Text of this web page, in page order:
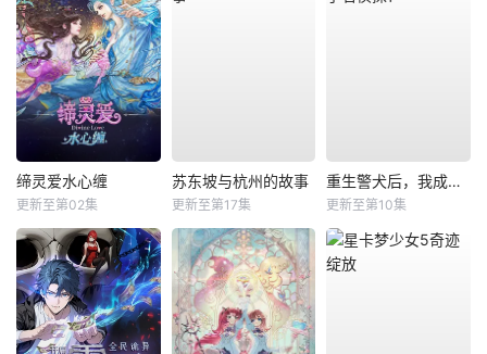
缔灵爱水心缠
更新至第02集
苏东坡与杭州的故事
更新至第17集
重生警犬后，我成了名侦探？
更新至第10集